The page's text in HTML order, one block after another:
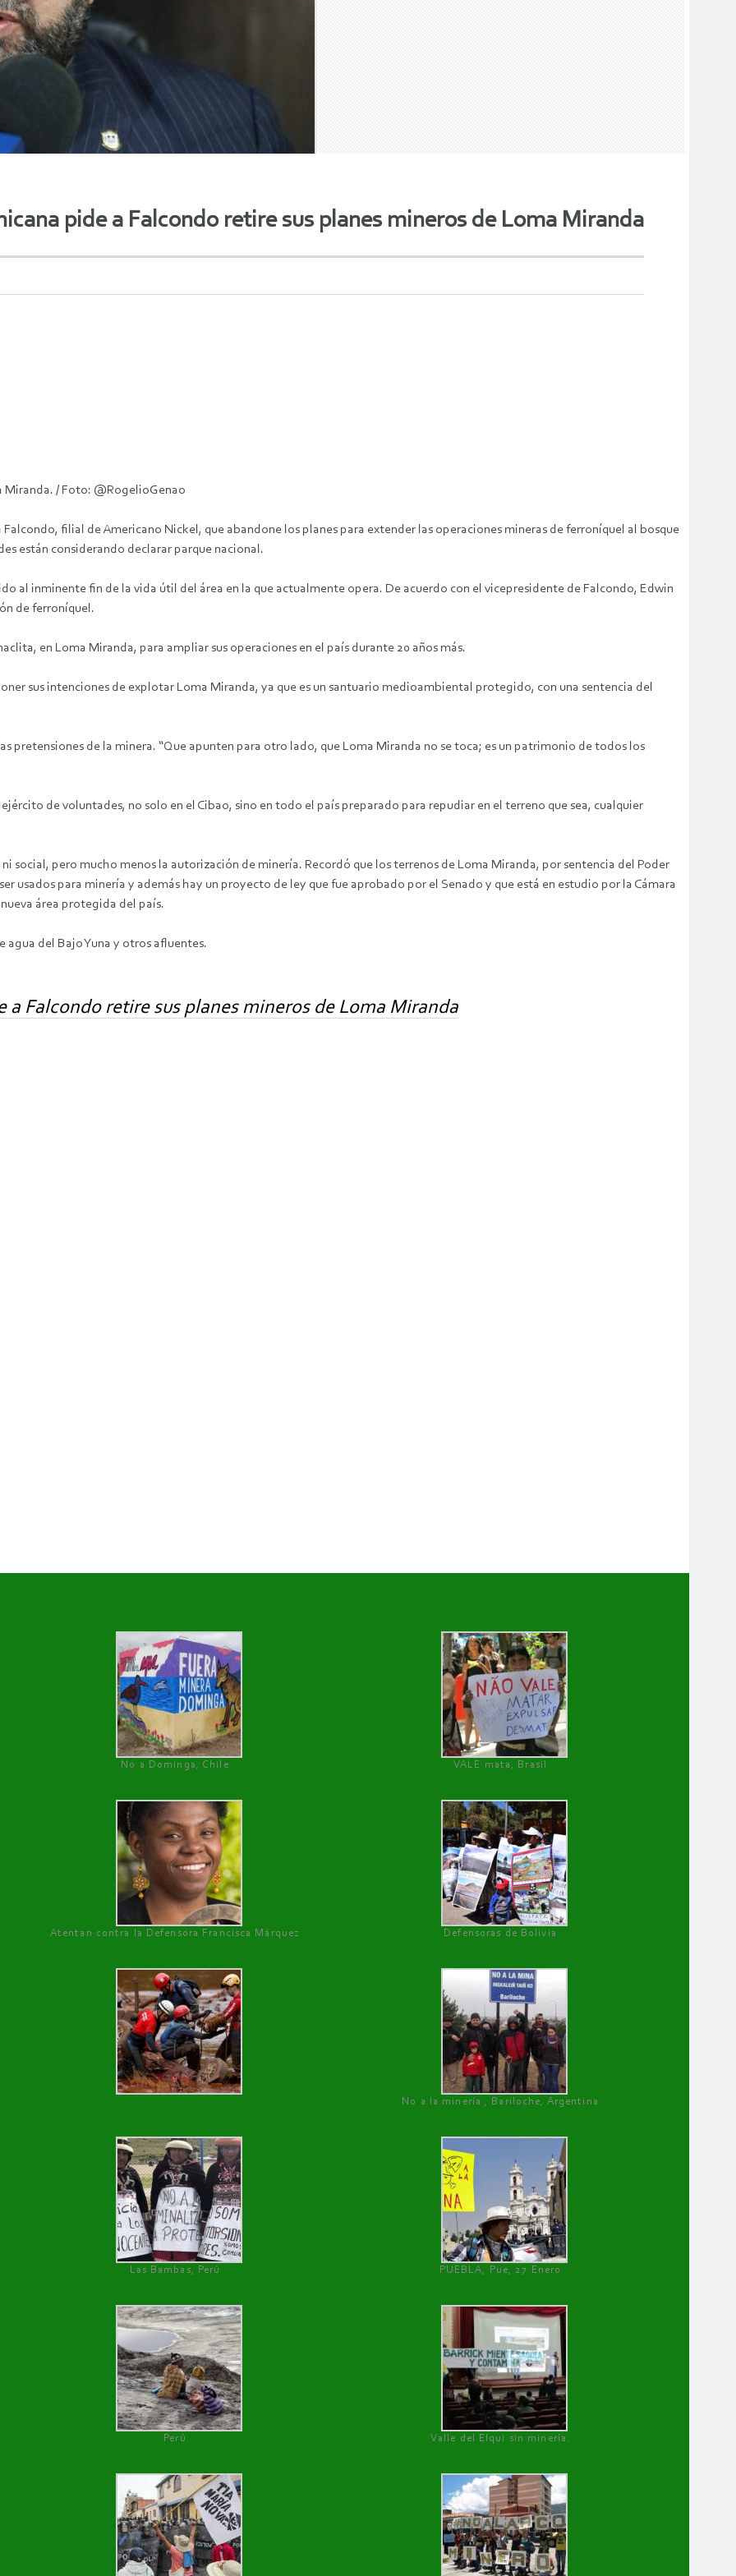
pide a Falcondo retire sus planes mineros de Loma Miranda
Miranda. / Foto: @RogelioGenao
filial de Americano Nickel, que abandone los planes para extender las operaciones mineras de ferroníquel al bosque
están considerando declarar parque nacional.
al inminente fin de la vida útil del área en la que actualmente opera. De acuerdo con el vicepresidente de Falcondo, Edwin
de ferroníquel.
en Loma Miranda, para ampliar sus operaciones en el país durante 20 años más.
sus intenciones de explotar Loma Miranda, ya que es un santuario medioambiental protegido, con una sentencia del
pretensiones de la minera. “Que apunten para otro lado, que Loma Miranda no se toca; es un patrimonio de todos los
de voluntades, no solo en el Cibao, sino en todo el país preparado para repudiar en el terreno que sea, cualquier
social, pero mucho menos la autorización de minería. Recordó que los terrenos de Loma Miranda, por sentencia del Poder
usados para minería y además hay un proyecto de ley que fue aprobado por el Senado y que está en estudio por la Cámara
área protegida del país.
agua del Bajo Yuna y otros afluentes.
Falcondo retire sus planes mineros de Loma Miranda
No a Dominga, Chile
VALE mata, Brasil
Atentan contra la Defensora Francisca Márquez Defensoras de Bolivia
No a la minería , Bariloche, Argentina
Las Bambas, Perú PUEBLA, Pue, 27 Enero
Perú Valle del Elqui sin minería.